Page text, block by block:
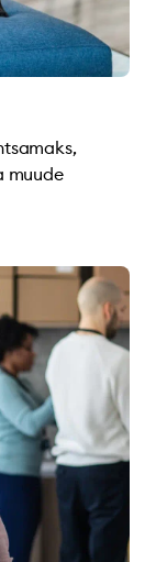
muude